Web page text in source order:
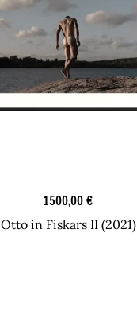
1500,00€
Otto in Fiskars II (2021)